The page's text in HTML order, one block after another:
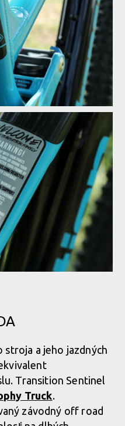
pro 29
pro 29
pro 29
pro 29
pro 29
pro 29
pro 29
pro 29
pro 29
a jeho jazdných
Transition Sentinel
Truck.
závodný off road